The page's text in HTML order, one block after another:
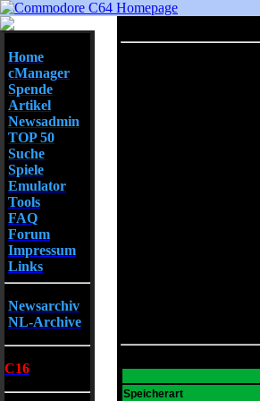
Home
cManager
Spende
Artikel
Newsadmin
TOP 50
Suche
Spiele
Emulator
Tools
FAQ
Forum
Impressum
Links
Newsarchiv
NL-Archive
C16
Speicherart